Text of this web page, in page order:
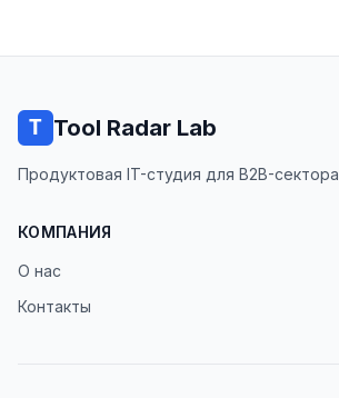
Tool Radar Lab
Продуктовая IT-студия для B2B-сектора
КОМПАНИЯ
О нас
Контакты